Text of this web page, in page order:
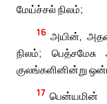
மேய்ச்சல் நிலம்;
16 அயின்,
நிலம்;
குலங்களினின்று
17 பென்யமின்